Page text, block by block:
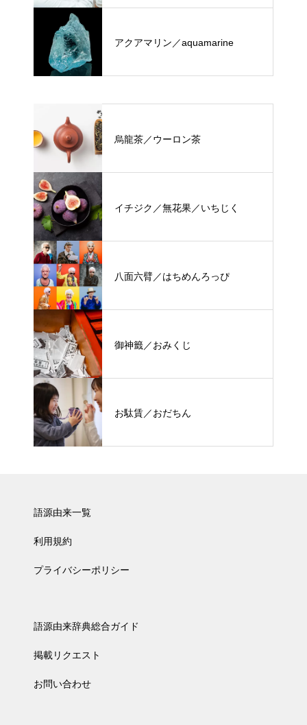
アクアマリン／aquamarine
烏龍茶／ウーロン茶
イチジク／無花果／いちじく
八面六臂／はちめんろっぴ
御神籤／おみくじ
お駄賃／おだちん
語源由来一覧
利用規約
プライバシーポリシー
語源由来辞典総合ガイド
掲載リクエスト
お問い合わせ